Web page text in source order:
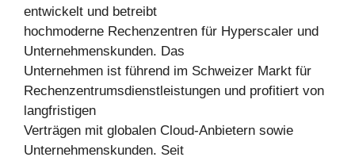
entwickelt und betreibt
hochmoderne Rechenzentren für Hyperscaler und
Unternehmenskunden. Das
Unternehmen ist führend im Schweizer Markt für
Rechenzentrumsdienstleistungen und profitiert von
langfristigen
Verträgen mit globalen Cloud-Anbietern sowie
Unternehmenskunden. Seit